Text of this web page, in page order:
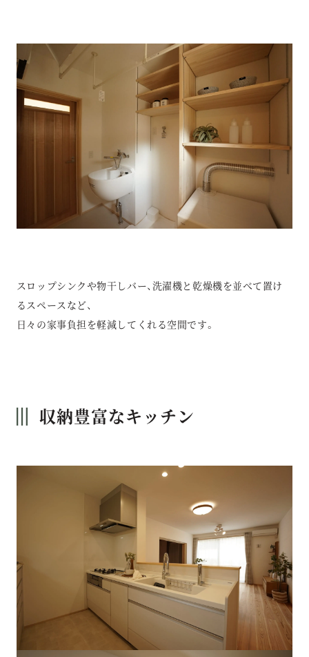
スロップシンクや物干しバー、洗濯機と乾燥機を並べて置け
るスペースなど、
日々の家事負担を軽減してくれる空間です。
収納豊富なキッチン